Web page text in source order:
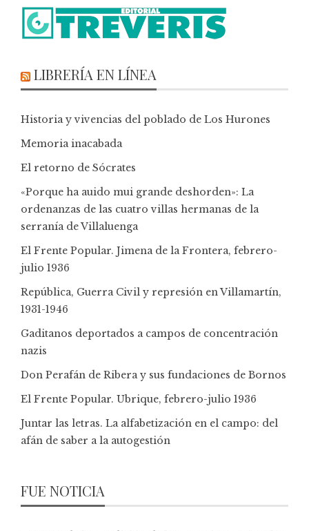
LIBRERÍA EN LÍNEA
Historia y vivencias del poblado de Los Hurones
Memoria inacabada
El retorno de Sócrates
«Porque ha auido mui grande deshorden»: La
ordenanzas de las cuatro villas hermanas de la
serranía de Villaluenga
El Frente Popular. Jimena de la Frontera, febrero-
julio 1936
República, Guerra Civil y represión en Villamartín,
1931-1946
Gaditanos deportados a campos de concentración
nazis
Don Perafán de Ribera y sus fundaciones de Bornos
El Frente Popular. Ubrique, febrero-julio 1936
Juntar las letras. La alfabetización en el campo: del
afán de saber a la autogestión
FUE NOTICIA